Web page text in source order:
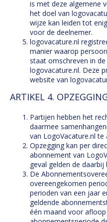
is met deze algemene
het doel van
wijze kan leiden tot
voor de deelnemer.
logovacature.nl
manier waarop
staat omschreven in
logovacature.nl. Deze
website van
ARTIKEL 4.
Partijen hebben het
daarmee
van LogoVacature.nl
Opzegging kan per
abonnement van
geval gelden de
De
overeengekomen
perioden van een jaar
geldende
één maand voor